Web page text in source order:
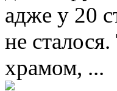
адже у 20
не
храмом, ...